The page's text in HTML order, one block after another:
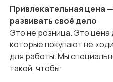
Привлекательная цена
развивать своё дело
Это не розница. Это
которые покупают не
для работы. Мы
такой, чтобы: